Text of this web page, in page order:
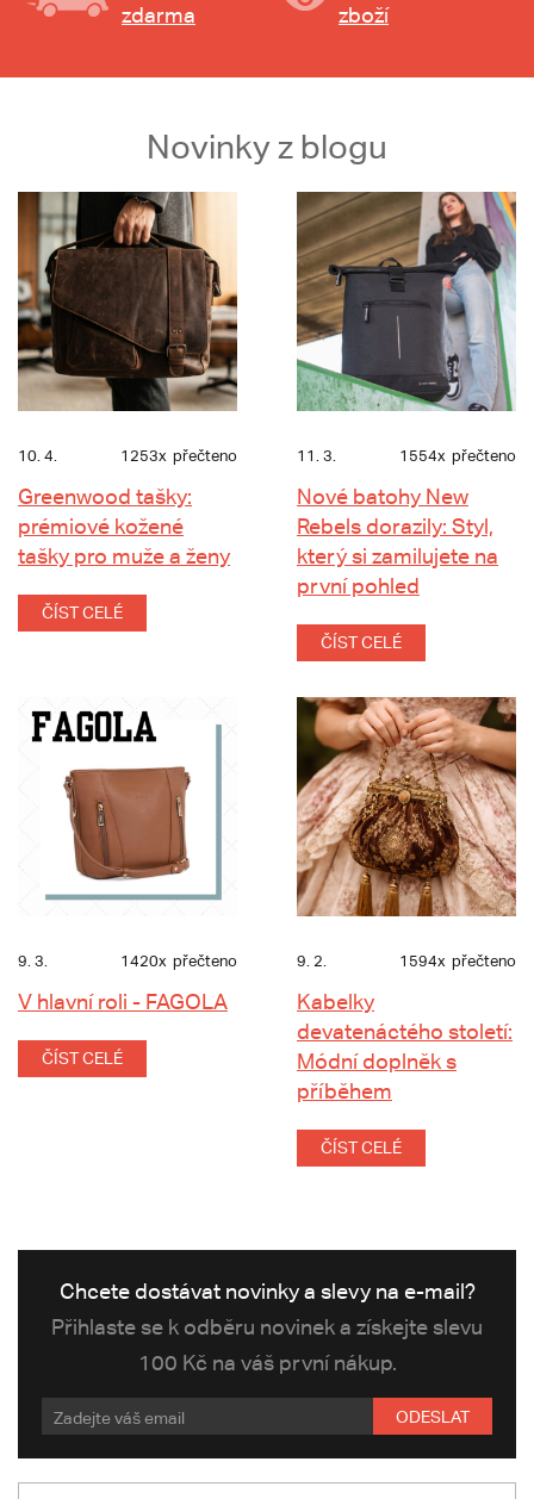
zdarma zboží
Novinky z blogu
10. 4. 1253x přečteno
Greenwood tašky:
prémiové kožené
tašky pro muže a ženy
ČÍST CELÉ
11. 3. 1554x přečteno
Nové batohy New
Rebels dorazily: Styl,
který si zamilujete na
první pohled
ČÍST CELÉ
9. 3. 1420x přečteno
V hlavní roli - FAGOLA
ČÍST CELÉ
9. 2. 1594x přečteno
Kabelky
devatenáctého století:
Módní doplněk s
příběhem
ČÍST CELÉ
Chcete dostávat novinky a slevy na e-mail?
Přihlaste se k odběru novinek a získejte slevu
100 Kč na váš první nákup.
ODESLAT